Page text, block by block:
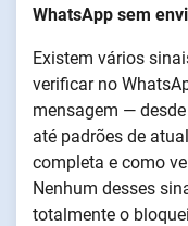
WhatsApp sem
Existem vários
verificar no
mensagem —
até padrões de
completa e como
Nenhum desses
totalmente o